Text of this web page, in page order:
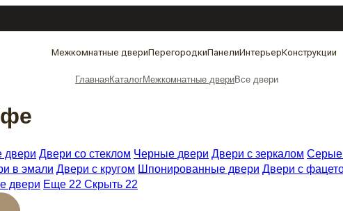
Межкомнатные двериПерегородкиПанелиИнтерьерКонструкции
ГлавнаяКаталогМежкомнатные двериВсе двери
Двери со стеклом Черные двери Двери с зеркалом Серые
в эмали Двери с кругом Шпонированные двери Двери с
двери Еще 22 Скрыть 22